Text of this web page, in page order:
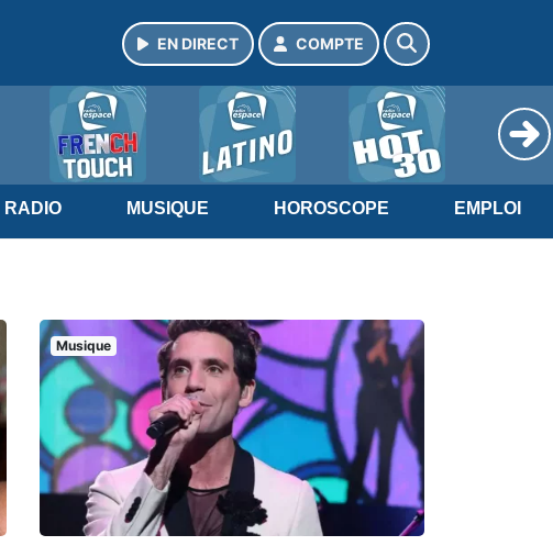
EN DIRECT COMPTE
RADIO MUSIQUE HOROSCOPE EMPLOI
Musique